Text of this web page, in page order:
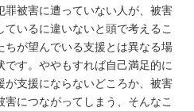
罪被害に遭っていない人が、被害
いるに違いないと頭で考えるこ
ちが望んでいる支援とは異なる場
す。ややもすれば自己満足的に
が支援にならないどころか、被害
につながってしまう、そんなこ